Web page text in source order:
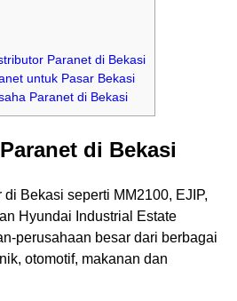
Paranet di Bekasi
untuk Pasar Bekasi
Paranet di Bekasi
di Bekasi
Bekasi seperti MM2100, EJIP,
Hyundai Industrial Estate
perusahaan besar dari berbagai
otomotif, makanan dan